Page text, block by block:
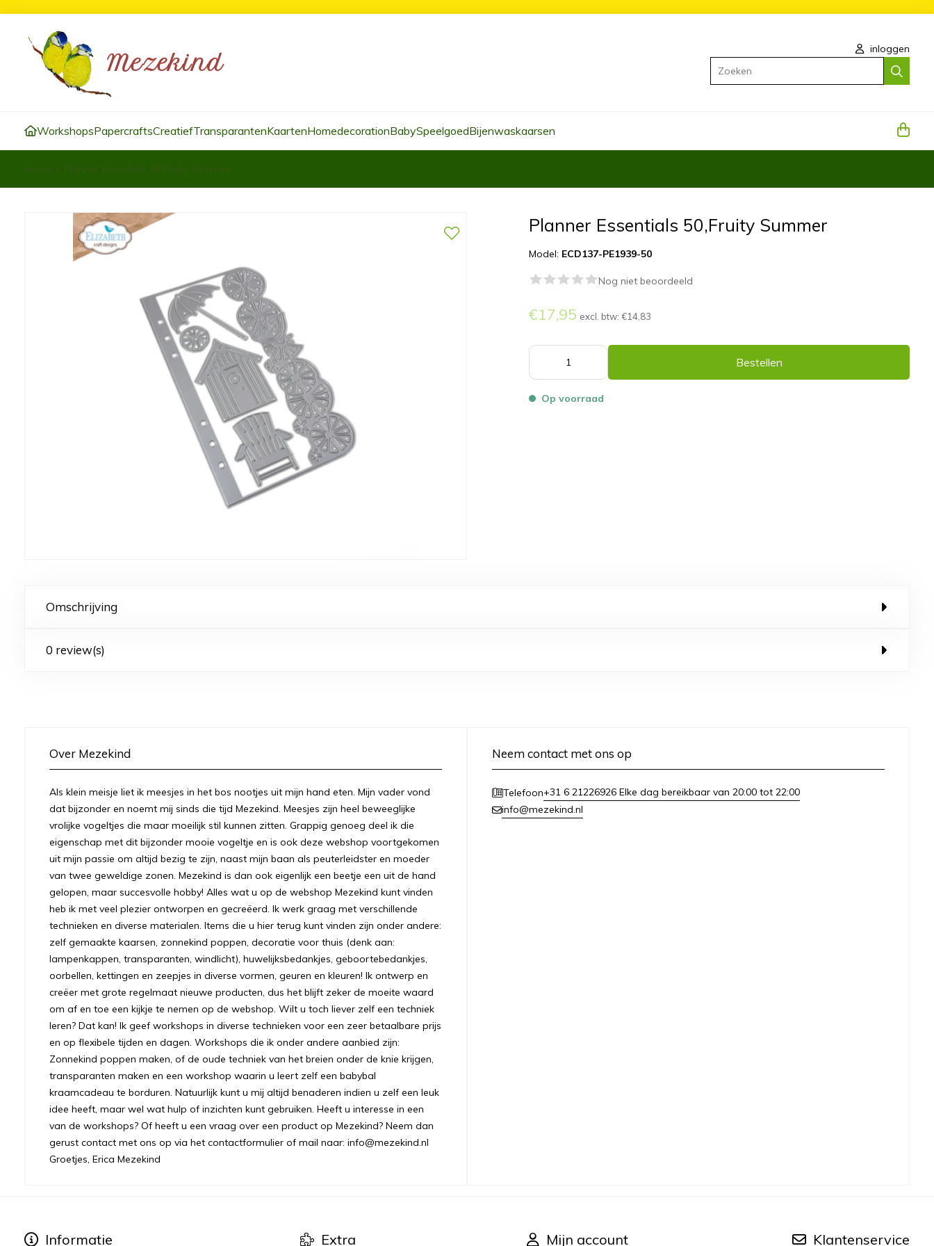
inloggen
Zoeken
WorkshopsPapercraftsCreatiefTransparantenKaartenHomedecorationBabySpeelgoedBijenwaskaarsen
Home Planner Essentials 50,Fruity Summer
Planner Essentials 50,Fruity Summer
Model: ECD137-PE1939-50
Nog niet beoordeeld
€17,95 excl. btw:€14,83
Bestellen
Op voorraad
Omschrijving
0 review(s)
Over Mezekind
Als klein meisje liet ik meesjes in het bos nootjes uit mijn hand eten. Mijn vader vond
dat bijzonder en noemt mij sinds die tijd Mezekind. Meesjes zijn heel beweeglijke
vrolijke vogeltjes die maar moeilijk stil kunnen zitten. Grappig genoeg deel ik die
eigenschap met dit bijzonder mooie vogeltje en is ook deze webshop voortgekomen
uit mijn passie om altijd bezig te zijn, naast mijn baan als peuterleidster en moeder
van twee geweldige zonen. Mezekind is dan ook eigenlijk een beetje een uit de hand
gelopen, maar succesvolle hobby! Alles wat u op de webshop Mezekind kunt vinden
heb ik met veel plezier ontworpen en gecreëerd. Ik werk graag met verschillende
technieken en diverse materialen. Items die u hier terug kunt vinden zijn onder andere:
zelf gemaakte kaarsen, zonnekind poppen, decoratie voor thuis (denk aan:
lampenkappen, transparanten, windlicht), huwelijksbedankjes, geboortebedankjes,
oorbellen, kettingen en zeepjes in diverse vormen, geuren en kleuren! Ik ontwerp en
creëer met grote regelmaat nieuwe producten, dus het blijft zeker de moeite waard
om af en toe een kijkje te nemen op de webshop. Wilt u toch liever zelf een techniek
leren? Dat kan! Ik geef workshops in diverse technieken voor een zeer betaalbare prijs
en op flexibele tijden en dagen. Workshops die ik onder andere aanbied zijn:
Zonnekind poppen maken, of de oude techniek van het breien onder de knie krijgen,
transparanten maken en een workshop waarin u leert zelf een babybal
kraamcadeau te borduren. Natuurlijk kunt u mij altijd benaderen indien u zelf een leuk
idee heeft, maar wel wat hulp of inzichten kunt gebruiken. Heeft u interesse in een
van de workshops? Of heeft u een vraag over een product op Mezekind? Neem dan
gerust contact met ons op via het contactformulier of mail naar: info@mezekind.nl
Groetjes, Erica Mezekind
Neem contact met ons op
Telefoon+31 6 21226926 Elke dag bereikbaar van 20:00 tot 22:00
info@mezekind.nl
Informatie Extra Mijn account Klantenservice